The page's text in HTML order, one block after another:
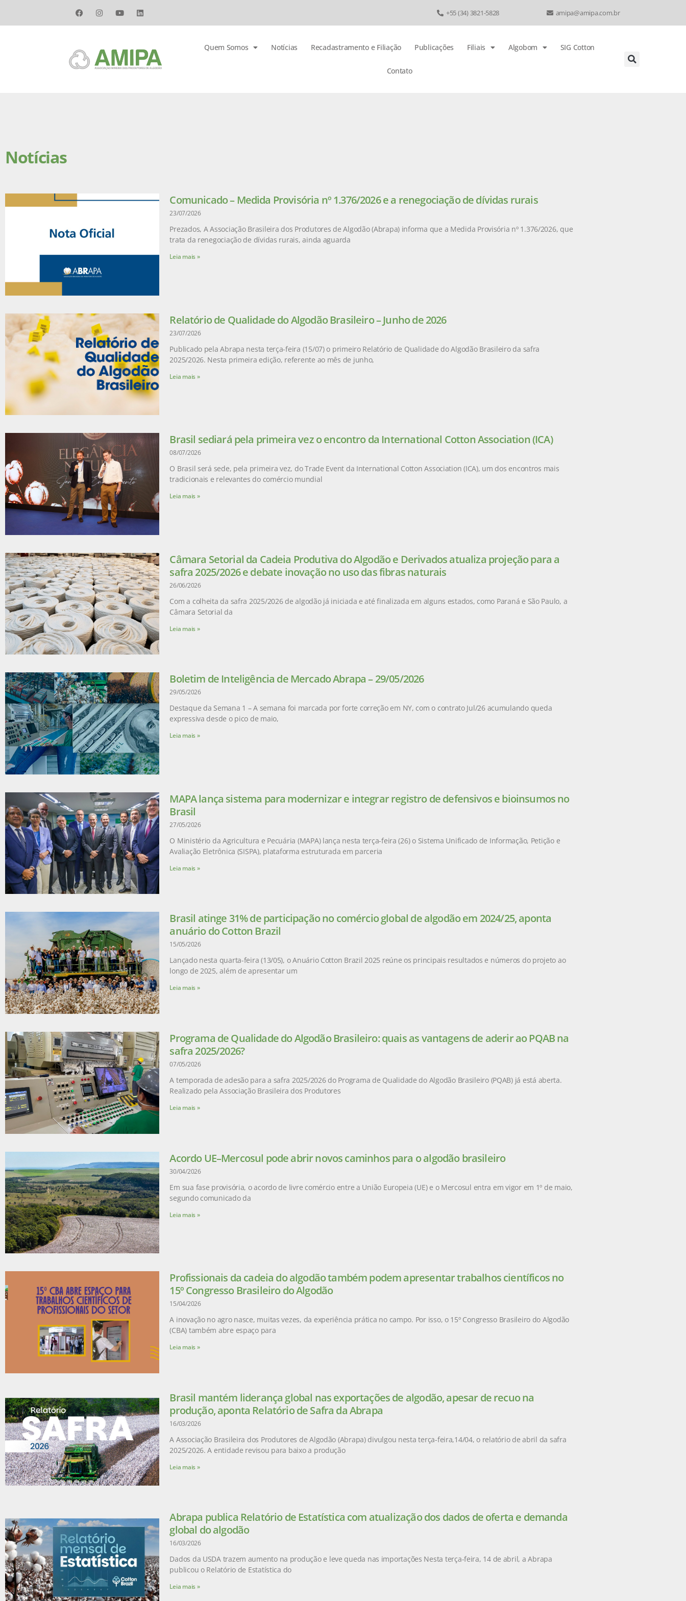
+55 (34) 3821-5828 amipa@amipa.com.br
Quem Somos Notícias Recadastramento e Filiação Publicações Filiais Algobom SIG Cotton
Contato
Notícias
Comunicado – Medida Provisória nº 1.376/2026 e a renegociação de dívidas rurais
23/07/2026
Prezados, A Associação Brasileira dos Produtores de Algodão (Abrapa) informa que a Medida Provisória nº 1.376/2026, que
trata da renegociação de dívidas rurais, ainda aguarda
Leia mais »
Relatório de Qualidade do Algodão Brasileiro – Junho de 2026
23/07/2026
Publicado pela Abrapa nesta terça-feira (15/07) o primeiro Relatório de Qualidade do Algodão Brasileiro da safra
2025/2026. Nesta primeira edição, referente ao mês de junho,
Leia mais »
Brasil sediará pela primeira vez o encontro da International Cotton Association (ICA)
08/07/2026
O Brasil será sede, pela primeira vez, do Trade Event da International Cotton Association (ICA), um dos encontros mais
tradicionais e relevantes do comércio mundial
Leia mais »
Câmara Setorial da Cadeia Produtiva do Algodão e Derivados atualiza projeção para a
safra 2025/2026 e debate inovação no uso das fibras naturais
26/06/2026
Com a colheita da safra 2025/2026 de algodão já iniciada e até finalizada em alguns estados, como Paraná e São Paulo, a
Câmara Setorial da
Leia mais »
Boletim de Inteligência de Mercado Abrapa – 29/05/2026
29/05/2026
Destaque da Semana 1 – A semana foi marcada por forte correção em NY, com o contrato Jul/26 acumulando queda
expressiva desde o pico de maio,
Leia mais »
MAPA lança sistema para modernizar e integrar registro de defensivos e bioinsumos no
Brasil
27/05/2026
O Ministério da Agricultura e Pecuária (MAPA) lança nesta terça-feira (26) o Sistema Unificado de Informação, Petição e
Avaliação Eletrônica (SISPA), plataforma estruturada em parceria
Leia mais »
Brasil atinge 31% de participação no comércio global de algodão em 2024/25, aponta
anuário do Cotton Brazil
15/05/2026
Lançado nesta quarta-feira (13/05), o Anuário Cotton Brazil 2025 reúne os principais resultados e números do projeto ao
longo de 2025, além de apresentar um
Leia mais »
Programa de Qualidade do Algodão Brasileiro: quais as vantagens de aderir ao PQAB na
safra 2025/2026?
07/05/2026
A temporada de adesão para a safra 2025/2026 do Programa de Qualidade do Algodão Brasileiro (PQAB) já está aberta.
Realizado pela Associação Brasileira dos Produtores
Leia mais »
Acordo UE–Mercosul pode abrir novos caminhos para o algodão brasileiro
30/04/2026
Em sua fase provisória, o acordo de livre comércio entre a União Europeia (UE) e o Mercosul entra em vigor em 1º de maio,
segundo comunicado da
Leia mais »
Profissionais da cadeia do algodão também podem apresentar trabalhos científicos no
15º Congresso Brasileiro do Algodão
15/04/2026
A inovação no agro nasce, muitas vezes, da experiência prática no campo. Por isso, o 15º Congresso Brasileiro do Algodão
(CBA) também abre espaço para
Leia mais »
Brasil mantém liderança global nas exportações de algodão, apesar de recuo na
produção, aponta Relatório de Safra da Abrapa
16/03/2026
A Associação Brasileira dos Produtores de Algodão (Abrapa) divulgou nesta terça-feira,14/04, o relatório de abril da safra
2025/2026. A entidade revisou para baixo a produção
Leia mais »
Abrapa publica Relatório de Estatística com atualização dos dados de oferta e demanda
global do algodão
16/03/2026
Dados da USDA trazem aumento na produção e leve queda nas importações Nesta terça-feira, 14 de abril, a Abrapa
publicou o Relatório de Estatística do
Leia mais »